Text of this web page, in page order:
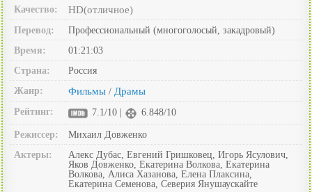
Качество:
HD(отличное)
Перевод:
Профессиональный (многоголосый, закадровый)
Время:
01:21:03
Страна:
Россия
Жанр:
Фильмы / Драмы
Рейтинг: 7.1/10 | 6.848/10
Режиссер:
Михаил Довженко
Актеры:
Алекс Дубас, Евгений Гришковец, Игорь Ясулович,
Яков Довженко, Екатерина Волкова, Екатерина
Волкова, Алиса Хазанова, Елена Плаксина,
Екатерина Семенова, Северия Янушаускайте